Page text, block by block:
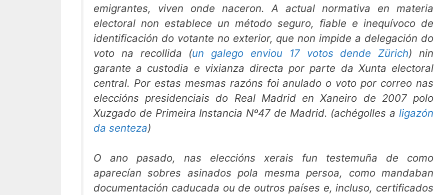
emigrantes, viven onde naceron. A actual normativa en materia
electoral non establece un método seguro, fiable e inequívoco de
identificación do votante no exterior, que non impide a delegación do
voto na recollida (un galego enviou 17 votos dende Zürich) nin
garante a custodia e vixianza directa por parte da Xunta electoral
central. Por estas mesmas razóns foi anulado o voto por correo nas
eleccións presidenciais do Real Madrid en Xaneiro de 2007 polo
Xuzgado de Primeira Instancia Nº47 de Madrid. (achégolles a ligazón
da senteza)
O ano pasado, nas eleccións xerais fun testemuña de como
aparecían sobres asinados pola mesma persoa, como mandaban
documentación caducada ou de outros países e, incluso, certificados